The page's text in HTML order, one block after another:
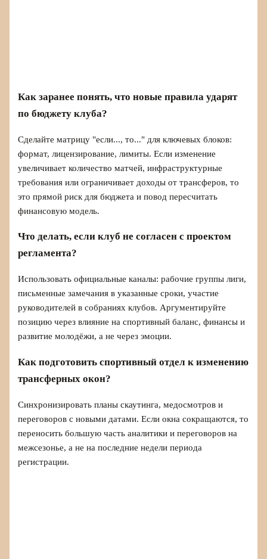
Как заранее понять, что новые правила ударят
по бюджету клуба?
Сделайте матрицу "если..., то..." для ключевых блоков:
формат, лицензирование, лимиты. Если изменение
увеличивает количество матчей, инфраструктурные
требования или ограничивает доходы от трансферов, то
это прямой риск для бюджета и повод пересчитать
финансовую модель.
Что делать, если клуб не согласен с проектом
регламента?
Использовать официальные каналы: рабочие группы лиги,
письменные замечания в указанные сроки, участие
руководителей в собраниях клубов. Аргументируйте
позицию через влияние на спортивный баланс, финансы и
развитие молодёжи, а не через эмоции.
Как подготовить спортивный отдел к изменению
трансферных окон?
Синхронизировать планы скаутинга, медосмотров и
переговоров с новыми датами. Если окна сокращаются, то
переносить большую часть аналитики и переговоров на
межсезонье, а не на последние недели периода
регистрации.